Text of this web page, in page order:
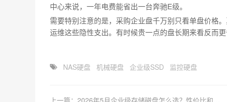
中心来说，一年电费能省出一台奔驰E级。
需要特别注意的是，采购企业盘千万别只看单盘价格
运维这些隐性支出。有时候贵一点的盘长期来看反而更
NAS硬盘 机械硬盘 企业级SSD 监控硬盘
上一篇：2026年5月企业级存储磁盘怎么选？性价比和稳定性如何平衡？